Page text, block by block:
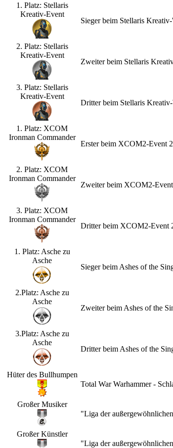
1. Platz: Stellaris
Kreativ-Event
Sieger beim Stellaris
2. Platz: Stellaris
Kreativ-Event
Zweiter beim Stellaris
3. Platz: Stellaris
Kreativ-Event
Dritter beim Stellaris
1. Platz: XCOM
Ironman Commander
Erster beim XCOM2-Event
2. Platz: XCOM
Ironman Commander
Zweiter beim XCOM2-
3. Platz: XCOM
Ironman Commander
Dritter beim XCOM2-Event
1. Platz: Asche zu
Asche
Sieger beim Ashes of the
2.Platz: Asche zu
Asche
Zweiter beim Ashes of the
3.Platz: Asche zu
Asche
Dritter beim Ashes of the
Hüter des Bullhumpen
Total War Warhammer -
Großer Musiker
"Liga der
Großer Künstler
"Liga der